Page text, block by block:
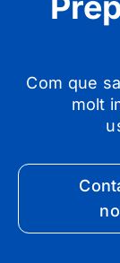
Com que
molt